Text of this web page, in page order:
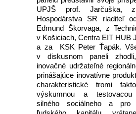
UPJŠ prof. Jarčuška, z
Hospodárstva SR riaditeľ
Edmund Škorvaga, z
v Košiciach, Centra EIT HUB
a za KSK Peter Ťapák.
v diskusnom paneli
inovačné udržateľné
prinášajúce inovatívne
charakteristické tromi
výskumnou a testovacou
silného sociálneho a pro